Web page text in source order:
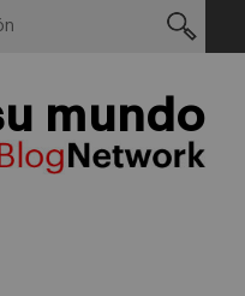
mundo